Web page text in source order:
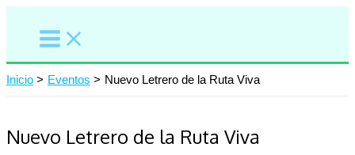
contenido
Inicio Eventos Nuevo Letrero de la Ruta Viva
Nuevo Letrero de la Ruta Viva